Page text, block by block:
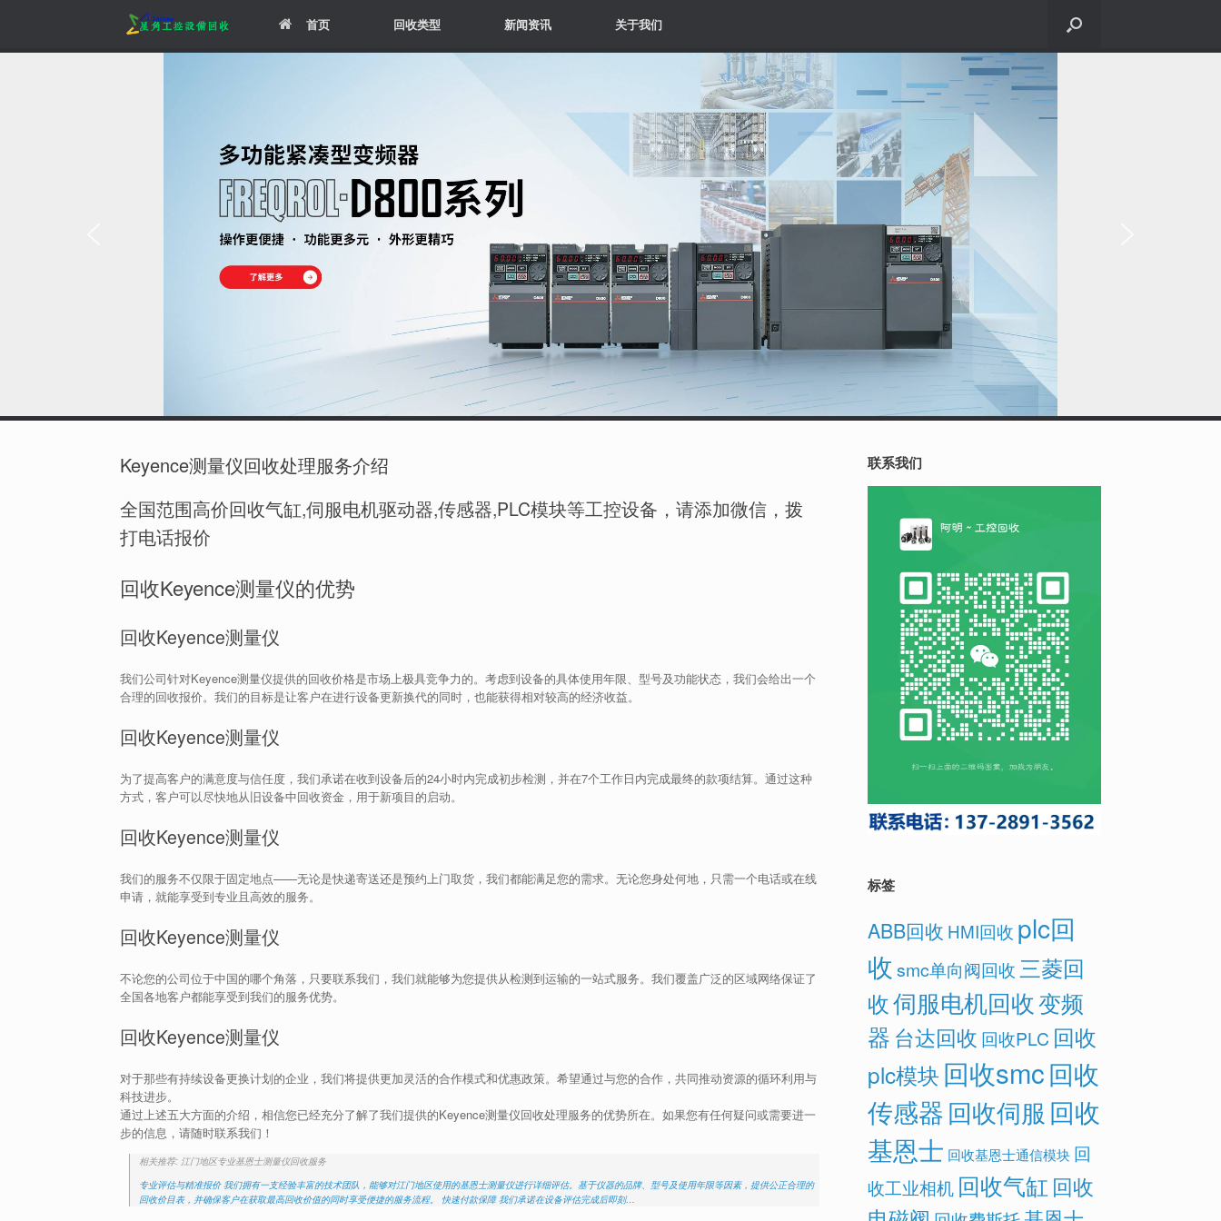
首页 回收类型 新闻资讯 关于我们
Keyence测量仪回收处理服务介绍
全国范围高价回收气缸,伺服电机驱动器,传感器,PLC模块等工控设备，请添加微信，拨
打电话报价
回收Keyence测量仪的优势
回收Keyence测量仪
我们公司针对Keyence测量仪提供的回收价格是市场上极具竞争力的。考虑到设备的具体使用年限、型号及功能状态，我们会给出一个
合理的回收报价。我们的目标是让客户在进行设备更新换代的同时，也能获得相对较高的经济收益。
回收Keyence测量仪
为了提高客户的满意度与信任度，我们承诺在收到设备后的24小时内完成初步检测，并在7个工作日内完成最终的款项结算。通过这种
方式，客户可以尽快地从旧设备中回收资金，用于新项目的启动。
回收Keyence测量仪
我们的服务不仅限于固定地点——无论是快递寄送还是预约上门取货，我们都能满足您的需求。无论您身处何地，只需一个电话或在线
申请，就能享受到专业且高效的服务。
回收Keyence测量仪
不论您的公司位于中国的哪个角落，只要联系我们，我们就能够为您提供从检测到运输的一站式服务。我们覆盖广泛的区域网络保证了
全国各地客户都能享受到我们的服务优势。
回收Keyence测量仪
对于那些有持续设备更换计划的企业，我们将提供更加灵活的合作模式和优惠政策。希望通过与您的合作，共同推动资源的循环利用与
科技进步。
通过上述五大方面的介绍，相信您已经充分了解了我们提供的Keyence测量仪回收处理服务的优势所在。如果您有任何疑问或需要进一
步的信息，请随时联系我们！
相关推荐: 江门地区专业基恩士测量仪回收服务
专业评估与精准报价 我们拥有一支经验丰富的技术团队，能够对江门地区使用的基恩士测量仪进行详细评估。基于仪器的品牌、型号及使用年限等因素，提供公正合理的
回收价目表，并确保客户在获取最高回收价值的同时享受便捷的服务流程。 快速付款保障 我们承诺在设备评估完成后即刻…
联系我们
标签
ABB回收 HMI回收 plc回
收 smc单向阀回收三菱回
收伺服电机回收变频
器 台达回收 回收PLC 回收
plc模块 回收smc回收
传感器回收伺服 回收
基恩士 回收基恩士通信模块 回
收工业相机 回收气缸 回收